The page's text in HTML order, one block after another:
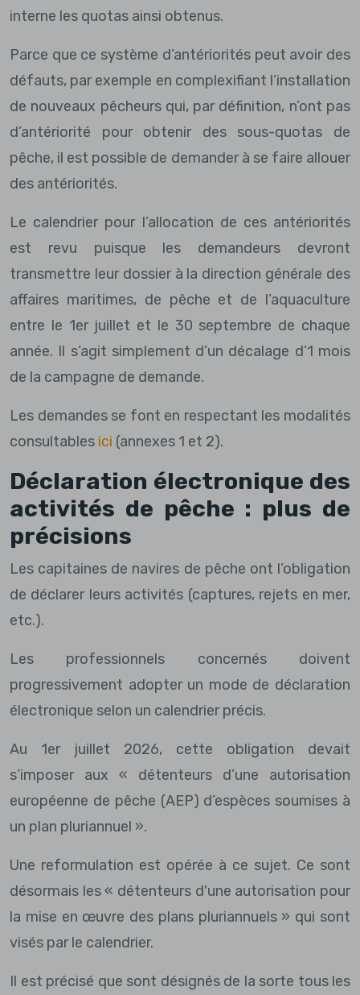
interne les quotas ainsi obtenus.
Parce que ce système d’antériorités peut avoir des
défauts, par exemple en complexifiant l’installation
de nouveaux pêcheurs qui, par définition, n’ont pas
d’antériorité pour obtenir des sous-quotas de
pêche, il est possible de demander à se faire allouer
des antériorités.
Le calendrier pour l’allocation de ces antériorités
est revu puisque les demandeurs devront
transmettre leur dossier à la direction générale des
affaires maritimes, de pêche et de l’aquaculture
entre le 1er juillet et le 30 septembre de chaque
année. Il s’agit simplement d’un décalage d’1 mois
de la campagne de demande.
Les demandes se font en respectant les modalités
consultables ici (annexes 1 et 2).
Déclaration électronique des
activités de pêche : plus de
précisions
Les capitaines de navires de pêche ont l’obligation
de déclarer leurs activités (captures, rejets en mer,
etc.).
Les professionnels concernés doivent
progressivement adopter un mode de déclaration
électronique selon un calendrier précis.
Au 1er juillet 2026, cette obligation devait
s’imposer aux « détenteurs d’une autorisation
européenne de pêche (AEP) d’espèces soumises à
un plan pluriannuel ».
Une reformulation est opérée à ce sujet. Ce sont
désormais les « détenteurs d'une autorisation pour
la mise en œuvre des plans pluriannuels » qui sont
visés par le calendrier.
Il est précisé que sont désignés de la sorte tous les